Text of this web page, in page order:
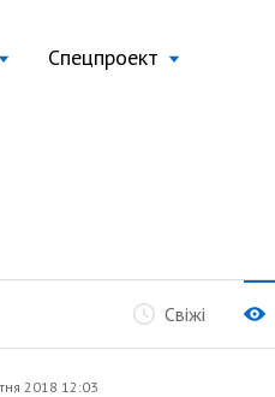
Спецпроект
Свіжі
2018 12:03